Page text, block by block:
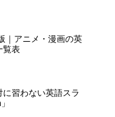
｜アニメ・漫画の英
覧表
習わない英語スラ